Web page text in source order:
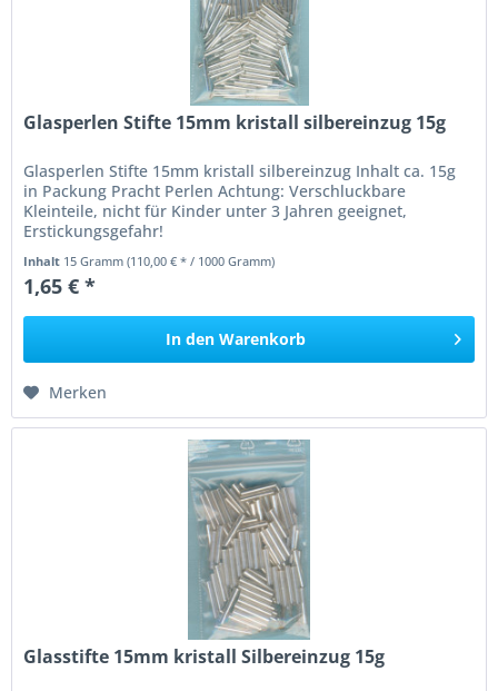
Glasperlen Stifte 15mm kristall silbereinzug 15g
Glasperlen Stifte 15mm kristall silbereinzug Inhalt ca. 15g
in Packung Pracht Perlen Achtung: Verschluckbare
Kleinteile, nicht für Kinder unter 3 Jahren geeignet,
Erstickungsgefahr!
Inhalt 15 Gramm(110,00 € * / 1000 Gramm)
1,65 € *
In den Warenkorb
Merken
Glasstifte 15mm kristall Silbereinzug 15g